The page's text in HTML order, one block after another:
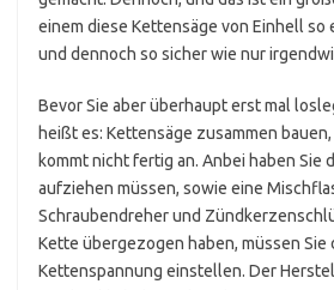
einem diese Kettensäge von Einhell so
und dennoch so sicher wie nur
Bevor Sie aber überhaupt erst mal
heißt es: Kettensäge zusammen
kommt nicht fertig an. Anbei haben Sie
aufziehen müssen, sowie eine
Schraubendreher und
Kette übergezogen haben, müssen Sie
Kettenspannung einstellen. Der